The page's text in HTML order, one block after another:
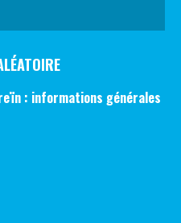
: informations générales